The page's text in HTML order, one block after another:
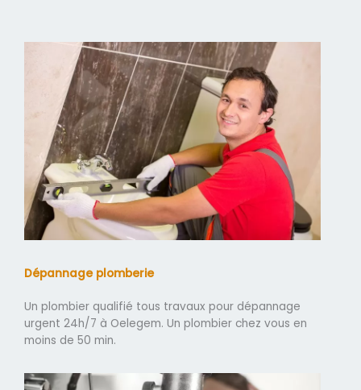
Dépannage plomberie
Un plombier qualifié tous travaux pour dépannage
urgent 24h/7 à Oelegem. Un plombier chez vous en
moins de 50 min.